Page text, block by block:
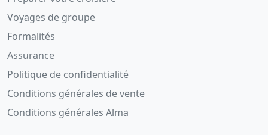
Voyages de groupe
Formalités
Assurance
Politique de confidentialité
Conditions générales de vente
Conditions générales Alma